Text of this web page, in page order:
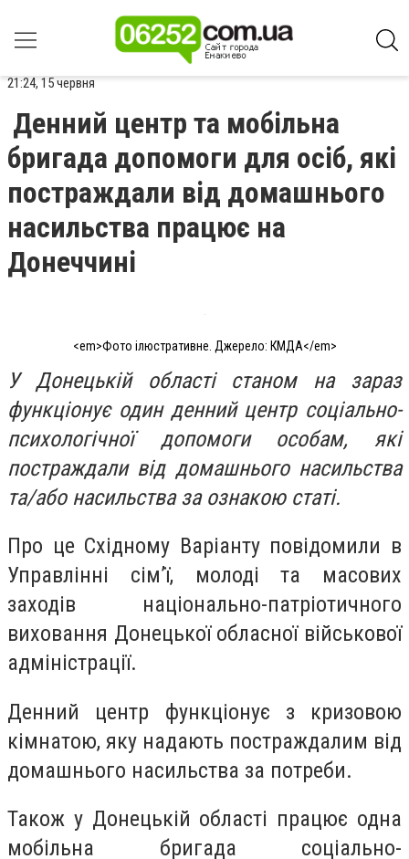
21:24, 15 червня
Денний центр та мобільна
бригада допомоги для осіб, які
постраждали від домашнього
насильства працює на
Донеччині
<em>Фото ілюстративне. Джерело: КМДА</em>
У Донецькій області станом на зараз
функціонує один денний центр соціально-
психологічної допомоги особам, які
постраждали від домашнього насильства
та/або насильства за ознакою статі.
Про це Східному Варіанту повідомили в
Управлінні сім’ї, молоді та масових
заходів національно-патріотичного
виховання Донецької обласної військової
адміністрації.
Денний центр функціонує з кризовою
кімнатою, яку надають постраждалим від
домашнього насильства за потреби.
Також у Донецькій області працює одна
мобільна бригада соціально-